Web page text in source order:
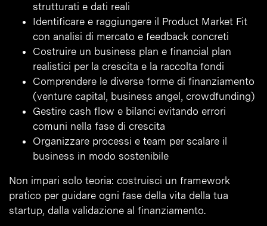
strutturati e dati reali
Identificare e raggiungere il Product Market Fit
con analisi di mercato e feedback concreti
Costruire un business plan e financial plan
realistici per la crescita e la raccolta fondi
Comprendere le diverse forme di finanziamento
(venture capital, business angel, crowdfunding)
Gestire cash flow e bilanci evitando errori
comuni nella fase di crescita
Organizzare processi e team per scalare il
business in modo sostenibile
Non impari solo teoria: costruisci un framework
pratico per guidare ogni fase della vita della tua
startup, dalla validazione al finanziamento.